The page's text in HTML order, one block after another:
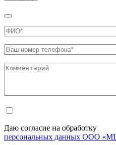
Даю согласие на обработку
персональных данных ООО